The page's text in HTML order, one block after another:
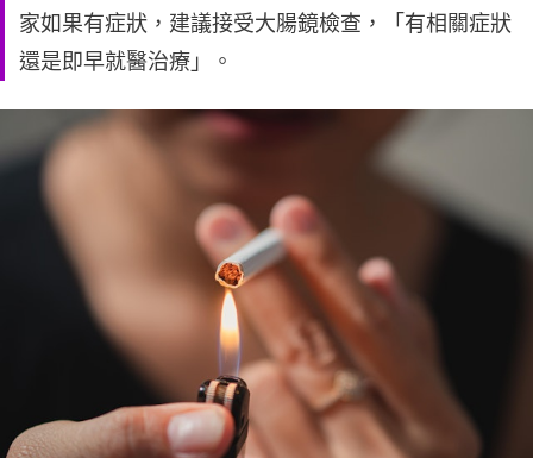
家如果有症狀，建議接受大腸鏡檢查，「有相關症狀
還是即早就醫治療」。